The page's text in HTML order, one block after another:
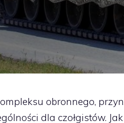
obronnego,
dla czołgistów.